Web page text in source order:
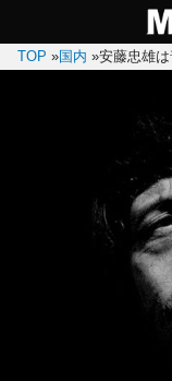
TOP »国内 »安藤忠雄